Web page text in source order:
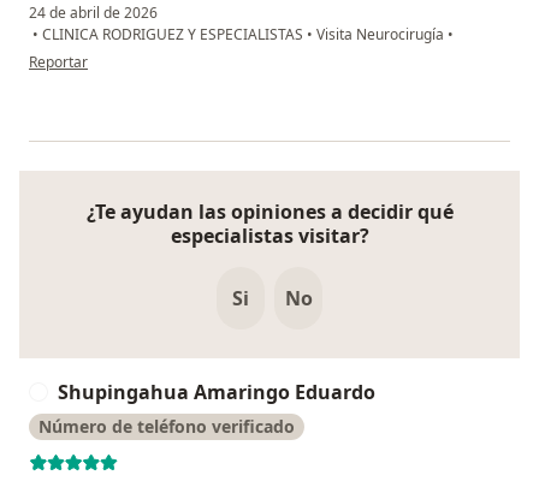
24 de abril de 2026
• CLINICA RODRIGUEZ Y ESPECIALISTAS • Visita Neurocirugía •
en opinión del usuario Luna Marbella Amasifen Pinedo
Reportar
¿Te ayudan las opiniones a decidir qué
especialistas visitar?
Si No
Shupingahua Amaringo Eduardo
Número de teléfono verificado